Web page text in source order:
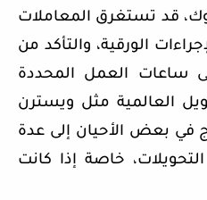
قد تستغرق المعاملات
الورقية، والتأكد من
ساعات العمل المحددة
العالمية مثل ويسترن
في بعض الأحيان إلى عدة
خاصة إذا كانت